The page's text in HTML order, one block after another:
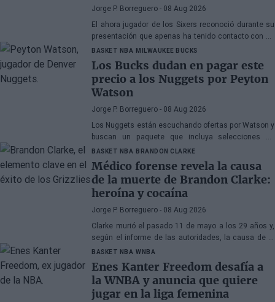
Jorge P. Borreguero - 08 Aug 2026
El ahora jugador de los Sixers reconoció durante su
presentación que apenas ha tenido contacto con su
antiguo compañero
BASKET NBA MILWAUKEE BUCKS
Los Bucks dudan en pagar este
precio a los Nuggets por Peyton
Watson
Jorge P. Borreguero - 08 Aug 2026
Los Nuggets están escuchando ofertas por Watson y
buscan un paquete que incluya selecciones de
primera ronda, jóvenes talentos o una combinación
de ambos
BASKET NBA BRANDON CLARKE
Médico forense revela la causa
de la muerte de Brandon Clarke:
heroína y cocaína
Jorge P. Borreguero - 08 Aug 2026
Clarke murió el pasado 11 de mayo a los 29 años y,
según el informe de las autoridades, la causa de la
muerte fueron los efectos de la heroína y la cocaína
BASKET NBA WNBA
Enes Kanter Freedom desafía a
la WNBA y anuncia que quiere
jugar en la liga femenina